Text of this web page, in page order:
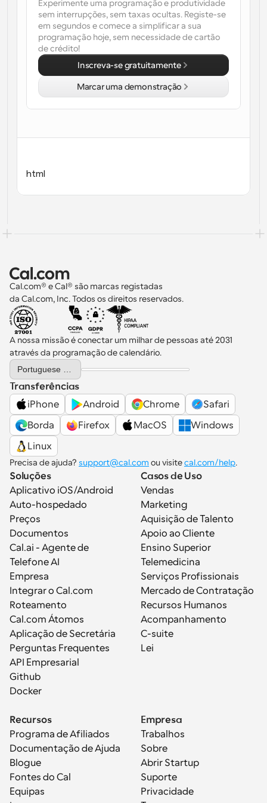
Agendamento potenciado com chamadas
impulsionadas por IA
Fluxos de trabalho
Automatizar agendamento e lembretes
Blogue
Mantenha-se atualizado com as últimas notícias e
atualizações
html
Experimente uma programação e produtividade
sem interrupções, sem taxas ocultas. Registe-se
em segundos e comece a simplificar a sua
programação hoje, sem necessidade de cartão
de crédito!
Inscreva-se gratuitamente
Marcar uma demonstração
Cal.com® e Cal® são marcas registadas
da Cal.com, Inc. Todos os direitos reservados.
A nossa missão é conectar um milhar de pessoas até 2031
através da programação de calendário.
Select Language
Transferências
iPhone
Android Chrome
Safari
Borda
Firefox MacOS
Windows
Linux
Precisa de ajuda? support@cal.com ou visite cal.com/help.
Soluções
Aplicativo iOS/Android
Auto-hospedado
Preços
Documentos
Cal.ai - Agente de
Telefone AI
Empresa
Integrar o Cal.com
Roteamento
Cal.com Átomos
Aplicação de Secretária
Perguntas Frequentes
API Empresarial
Github
Docker
Casos de Uso
Vendas
Marketing
Aquisição de Talento
Apoio ao Cliente
Ensino Superior
Telemedicina
Serviços Profissionais
Mercado de Contratação
Recursos Humanos
Acompanhamento
C-suite
Lei
Recursos
Programa de Afiliados
Documentação de Ajuda
Blogue
Fontes do Cal
Equipas
Empresa
Trabalhos
Sobre
Abrir Startup
Suporte
Privacidade